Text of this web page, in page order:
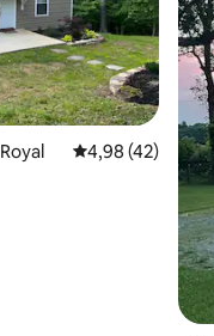
82
Prosječna
4,98 (42)